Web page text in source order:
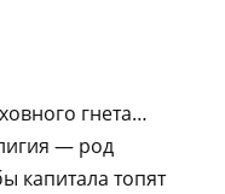
гнета…
— род
капитала топят